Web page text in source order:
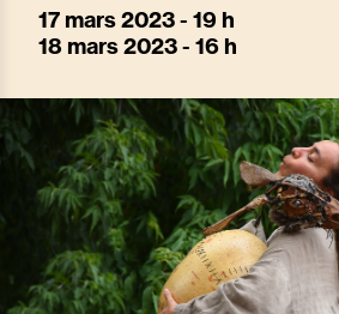
17 mars 2023 - 19 h
18 mars 2023 - 16 h